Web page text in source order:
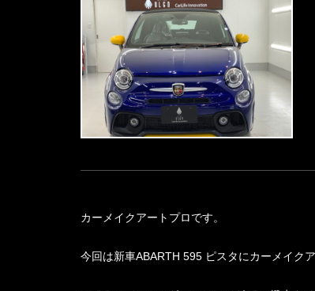
カーメイクアートプロです。
今回は新車ABARTH 595 ピスタにカーメイク